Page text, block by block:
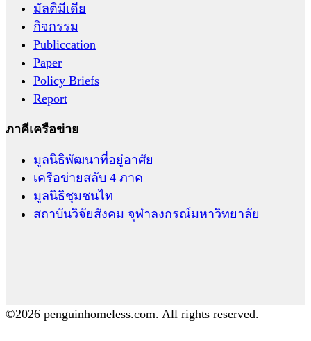
มัลติมีเดีย
กิจกรรม
Publiccation
Paper
Policy Briefs
Report
ภาคีเครือข่าย
มูลนิธิพัฒนาที่อยู่อาศัย
เครือข่ายสลับ 4 ภาค
มูลนิธิชุมชนไท
สถาบันวิจัยสังคม จุฬาลงกรณ์มหาวิทยาลัย
©2026 penguinhomeless.com. All rights reserved.